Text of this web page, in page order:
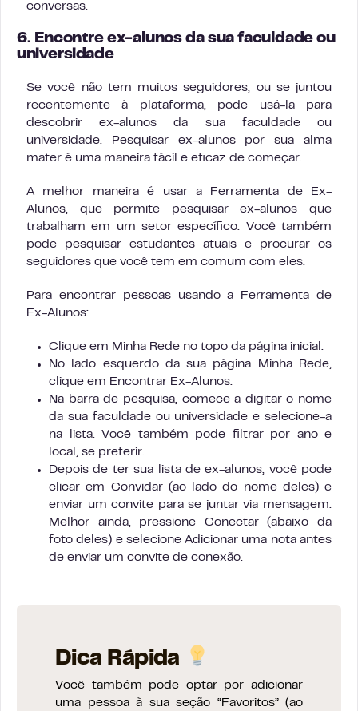
conversas.
6. Encontre ex-alunos da sua faculdade ou
universidade
Se você não tem muitos seguidores, ou se juntou
recentemente à plataforma, pode usá-la para
descobrir ex-alunos da sua faculdade ou
universidade. Pesquisar ex-alunos por sua alma
mater é uma maneira fácil e eficaz de começar.
A melhor maneira é usar a Ferramenta de Ex-
Alunos, que permite pesquisar ex-alunos que
trabalham em um setor específico. Você também
pode pesquisar estudantes atuais e procurar os
seguidores que você tem em comum com eles.
Para encontrar pessoas usando a Ferramenta de
Ex-Alunos:
Clique em Minha Rede no topo da página inicial.
No lado esquerdo da sua página Minha Rede,
clique em Encontrar Ex-Alunos.
Na barra de pesquisa, comece a digitar o nome
da sua faculdade ou universidade e selecione-a
na lista. Você também pode filtrar por ano e
local, se preferir.
Depois de ter sua lista de ex-alunos, você pode
clicar em Convidar (ao lado do nome deles) e
enviar um convite para se juntar via mensagem.
Melhor ainda, pressione Conectar (abaixo da
foto deles) e selecione Adicionar uma nota antes
de enviar um convite de conexão.
Dica Rápida
Você também pode optar por adicionar
uma pessoa à sua seção “Favoritos” (ao